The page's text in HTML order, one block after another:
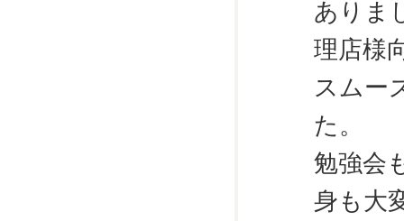
ありま
理店様
スムー
た。
勉強会
身も大